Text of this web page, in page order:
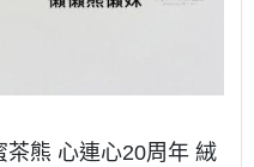
茶熊 心連心20周年 絨